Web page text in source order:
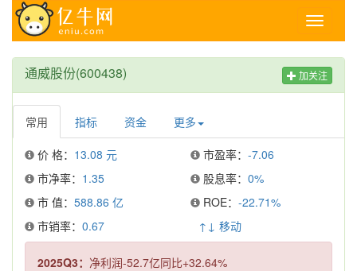
Toggle
通威股份(600438) 加关注
常用 指标 资金 更多
价 格： 13.08 元 市盈率： -7.06
市净率： 1.35 股息率： 0%
市 值： 588.86 亿 ROE： -22.71%
市销率： 0.67 ↑↓ 移动
2025Q3： 净利润-52.7亿同比+32.64%